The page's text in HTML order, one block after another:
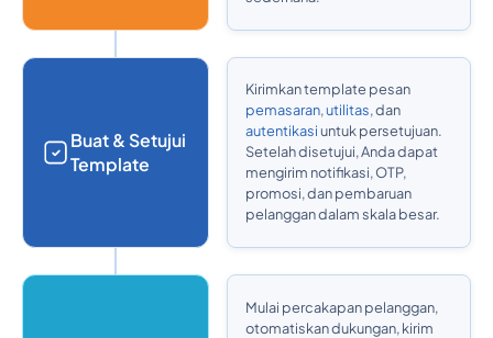
Buat & Setujui
Template
Kirimkan template pesan
pemasaran,utilitas, dan
autentikasiuntuk persetujuan.
Setelah disetujui, Anda dapat
mengirim notifikasi, OTP,
promosi, dan pembaruan
pelanggan dalam skala besar.
Mulai percakapan pelanggan,
otomatiskan dukungan, kirim